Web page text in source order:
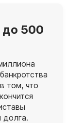
до 500
том, что
долга.